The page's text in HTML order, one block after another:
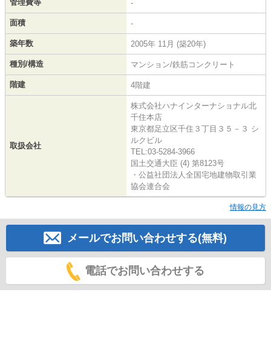
管理費等 -
面積 -
築年数 2005年 11月 (築20年)
種別/構造 マンション/鉄筋コンクリート
階建 4階建
取扱会社
株式会社ハナインターナショナル北
千住本店
東京都足立区千住３丁目３５－３ シ
ルクビル
TEL:03-5284-3966
国土交通大臣 (4) 第8123号
・公益社団法人全国宅地建物取引業
協会連合会
情報の見方
メールでお問い合わせする(無料)
電話でお問い合わせする